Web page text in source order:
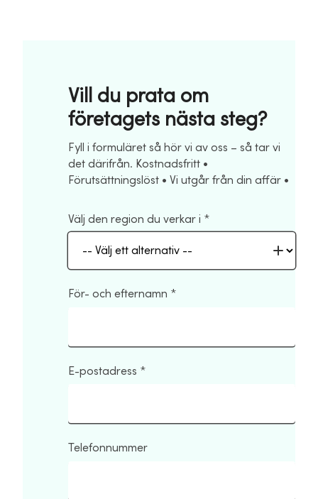
Vill du prata om
företagets nästa steg?
Fyll i formuläret så hör vi av oss – så tar vi
det därifrån. Kostnadsfritt •
Förutsättningslöst • Vi utgår från din affär •
Välj den region du verkar i
För- och efternamn
E-postadress
Telefonnummer